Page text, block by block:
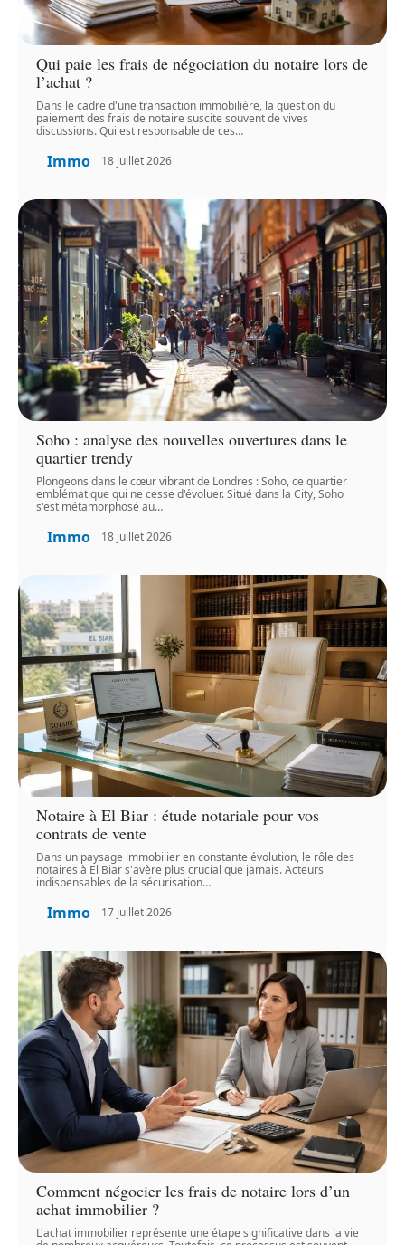
Qui paie les frais de négociation du notaire lors de
l’achat ?
Dans le cadre d'une transaction immobilière, la question du
paiement des frais de notaire suscite souvent de vives
discussions. Qui est responsable de ces…
Immo 18 juillet 2026
Soho : analyse des nouvelles ouvertures dans le
quartier trendy
Plongeons dans le cœur vibrant de Londres : Soho, ce quartier
emblématique qui ne cesse d'évoluer. Situé dans la City, Soho
s'est métamorphosé au…
Immo 18 juillet 2026
Notaire à El Biar : étude notariale pour vos
contrats de vente
Dans un paysage immobilier en constante évolution, le rôle des
notaires à El Biar s'avère plus crucial que jamais. Acteurs
indispensables de la sécurisation…
Immo 17 juillet 2026
Comment négocier les frais de notaire lors d’un
achat immobilier ?
L'achat immobilier représente une étape significative dans la vie